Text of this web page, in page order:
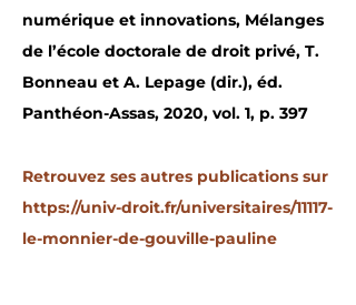
numérique et innovations, Mélanges
de l’école doctorale de droit privé, T.
Bonneau et A. Lepage (dir.), éd.
Panthéon-Assas, 2020, vol. 1, p. 397
Retrouvez ses autres publications sur
https://univ-droit.fr/universitaires/11117-
le-monnier-de-gouville-pauline